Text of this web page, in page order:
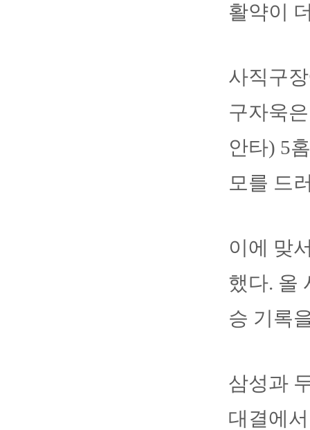
활약이
사직구
구자욱
안타) 5
모를 드
이에 맞
했다. 올
승 기록
삼성과
대결에